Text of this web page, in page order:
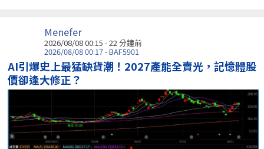
Menefer
2026/08/08 00:15 -22 分鐘前
2026/08/08 00:17 - BAF5901
AI引爆史上最猛缺貨潮！2027產能全賣光，記憶體股
價卻逢大修正？